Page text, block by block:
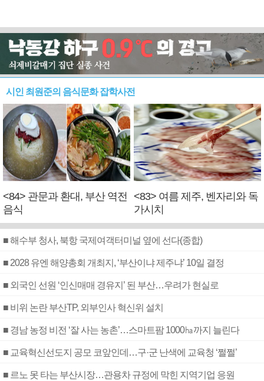
시인 최원준의 음식문화 잡학사전
<84> 관문과 환대, 부산 역전
음식
<83> 여름 제주, 벤자리와 독
가시치
■ 해수부 청사, 북항 국제여객터미널 옆에 선다(종합)
■ 2028 유엔 해양총회 개최지, ‘부산이냐 제주냐’ 10일 결정
■ 외국인 선원 ‘인신매매 경유지’ 된 부산…우려가 현실로
■ 비위 논란 부산TP, 외부인사 혁신위 설치
■ 경남 농정 비전 ‘잘 사는 농촌’…스마트팜 1000㏊까지 늘린다
■ 교육혁신선도지 공모 코앞인데…구·군 난색에 교육청 ‘쩔쩔’
■ 르노 못 타는 부산시장…관용차 규정에 막힌 지역기업 응원